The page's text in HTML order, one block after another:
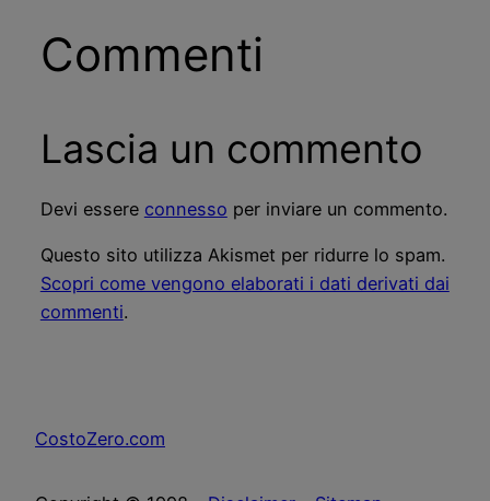
Commenti
Lascia un commento
Devi essere connesso per inviare un commento.
Questo sito utilizza Akismet per ridurre lo spam.
Scopri come vengono elaborati i dati derivati dai
commenti.
CostoZero.com